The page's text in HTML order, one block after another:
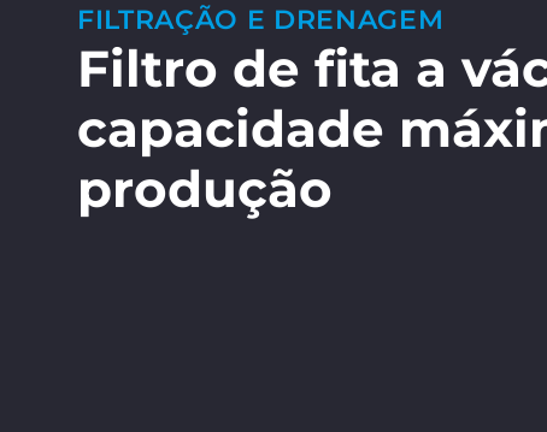
FILTRAÇÃO E DRENAGEM
Filtro de fita a
capacidade
produção